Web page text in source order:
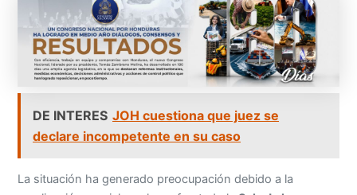
DE INTERES JOH cuestiona que juez se
declare incompetente en su caso
La situación ha generado preocupación debido a la